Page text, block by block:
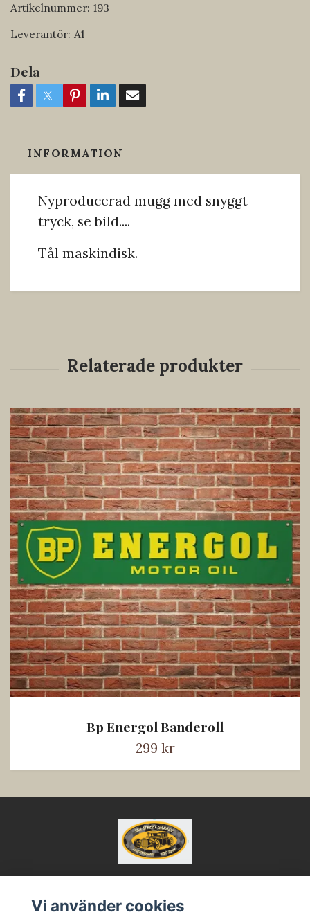
Artikelnummer: 193
Leverantör: A1
Dela
INFORMATION
Nyproducerad mugg med snyggt
tryck, se bild....
Tål maskindisk.
Bp Energol Banderoll
299 kr
Kontakt
Vi använder cookies